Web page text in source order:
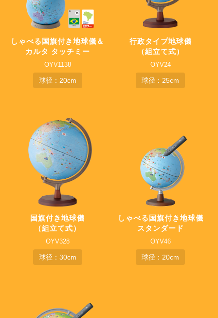
しゃべる国旗付き地球儀＆
カルタ タッチミー
OYV1138
球径：20cm
行政タイプ地球儀
（組立て式）
OYV24
球径：25cm
国旗付き地球儀
（組立て式）
OYV328
球径：30cm
しゃべる国旗付き地球儀
スタンダード
OYV46
球径：20cm